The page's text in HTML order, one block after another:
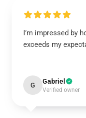
I’m impressed by
exceeds my
G Gabriel
Verified owner